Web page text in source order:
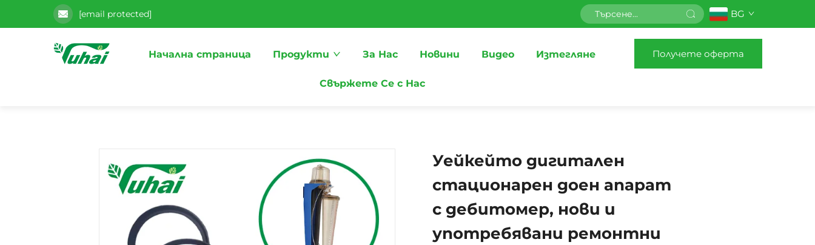
[email protected] BG
Начална страница Продукти За Нас Новини Видео Изтегляне
Свържете Се с Нас
Получете оферта
Уейкейто дигитален
стационарен доен апарат
с дебитомер, нови и
употребявани ремонтни